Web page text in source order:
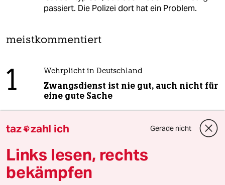
passiert. Die Polizei dort hat ein Problem.
meistkommentiert
1 Wehrplicht in Deutschland
Zwangsdienst ist nie gut, auch nicht für
eine gute Sache
2 Bundeszentrale gegen Kinderfiguren
Benjamin, du lieber Anarchist
taz zahl ich Gerade nicht
Links lesen, rechts
bekämpfen